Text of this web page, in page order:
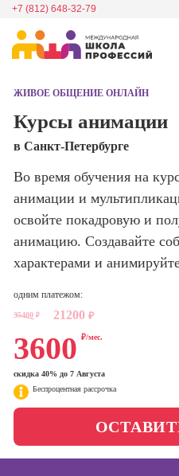
+7 (812) 648-32-79
Школа дизайна
программирования
Школа психологии
Школа актерского
Школа бизнеса и
управления
Фотошкола
ЖИВОЕ ОБЩЕНИЕ ОНЛАЙН
Курсы анимации
в Санкт-Петербурге
Во время обучения на
анимации и
освойте покадровую и
анимацию. Создавайте
характерами и
одним платежом:
35400 ₽ 21200 ₽
3600 ₽/мес.
скидка 40% до 7 Августа
Беспроцентная рассрочка